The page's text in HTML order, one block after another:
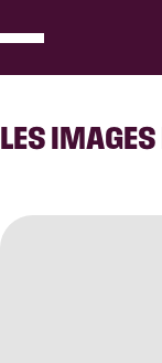
LES IMAGES